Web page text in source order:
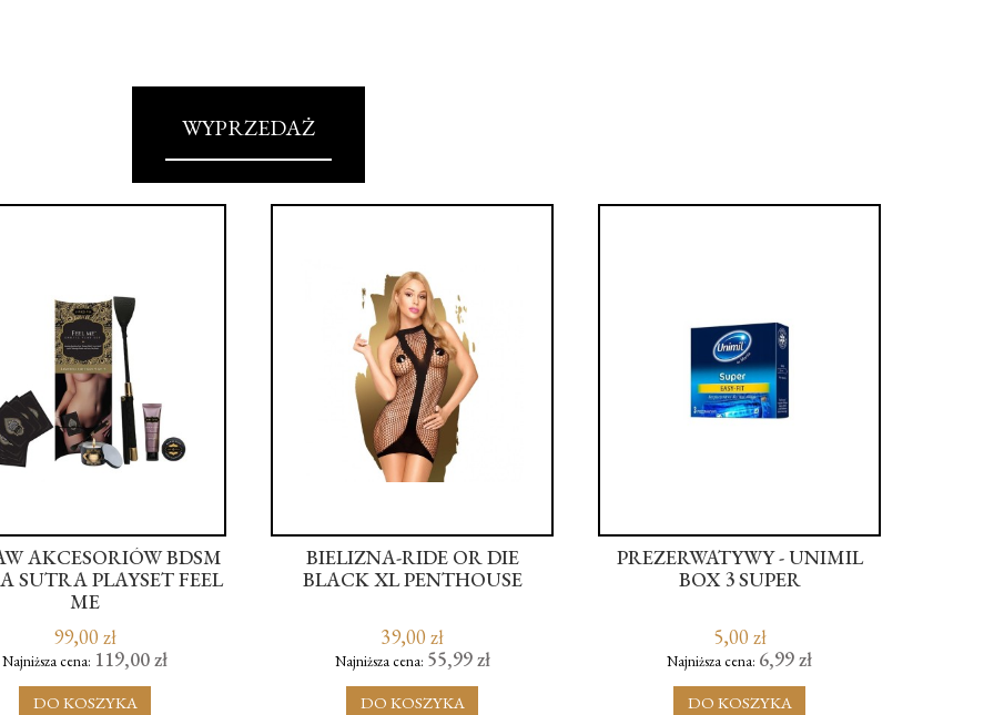
WYPRZEDAŻ
AKCESORIÓW BDSM
SUTRA PLAYSET FEEL
ME
99,00 zł
Najniższa cena: 119,00 zł
DO KOSZYKA
BIELIZNA-RIDE OR DIE
BLACK XL PENTHOUSE
39,00 zł
Najniższa cena: 55,99 zł
DO KOSZYKA
PREZERWATYWY - UNIMIL
BOX 3 SUPER
5,00 zł
Najniższa cena: 6,99 zł
DO KOSZYKA